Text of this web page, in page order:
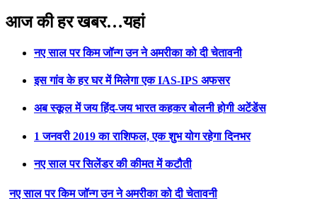
आज की हर खबर…यहां
नए साल पर किम जॉन्ग उन ने अमरीका को दी चेतावनी
इस गांव के हर घर में मिलेगा एक IAS-IPS अफसर
अब स्कूल में जय हिंद-जय भारत कहकर बोलनी होगी अटेंडेंस
1 जनवरी 2019 का राशिफल, एक शुभ योग रहेगा दिनभर
नए साल पर सिलेंडर की कीमत में कटौती
नए साल पर किम जॉन्ग उन ने अमरीका को दी चेतावनी